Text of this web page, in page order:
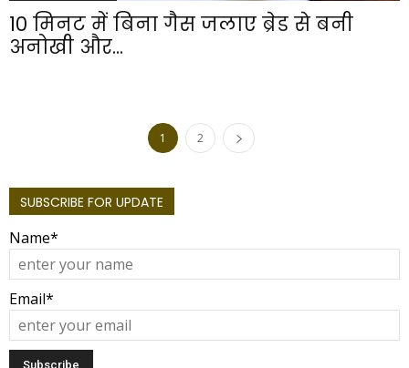
10 मिनट में बिना गैस जलाए ब्रेड से बनी
अनोखी और...
1 2
SUBSCRIBE FOR UPDATE
Name*
Email*